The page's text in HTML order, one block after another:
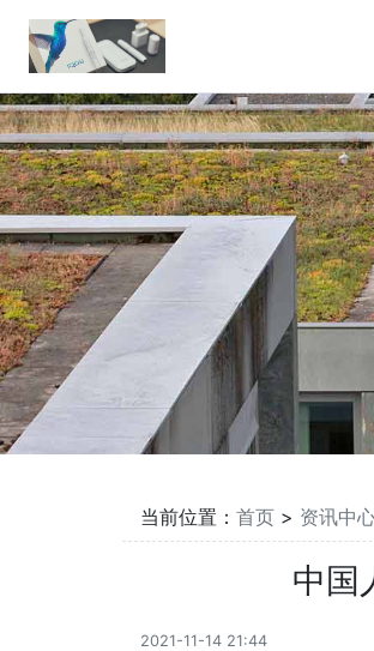
当前位置： 首页 > 资讯中
中国
2021-11-14 21:44